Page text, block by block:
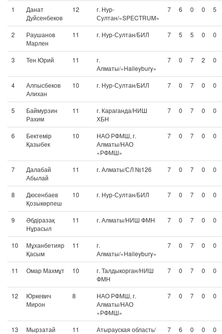
1
Данат
Дуйсенбеков
12
г. Нур-
Султан/«SPECTRUM»
7 6 0 0 5
2
Раушанов
Марлен
11 г. Нур-Султан/БИЛ 7 5 5 0 0
3 Тен Юрий 11
г.
Алматы/«Haileybury»
7 0 7 2 0
4
Алпысбеков
Алихан
10 г. Нур-Султан/БИЛ 7 0 7 0 0
5
Баймурзин
Рахим
11
г. Караганда/НИШ
ХБН
7 0 7 0 0
6
Бектемір
Қазыбек
10
НАО РФМШ, г.
Алматы/НАО
«РФМШ»
7 0 7 0 0
7
Далабай
Абылай
11 г. Алматы/СЛ №126 7 0 7 0 0
8
Дюсенбаев
Қозыкөрпеш
10 г. Нур-Султан/БИЛ 7 0 7 0 0
9
Әбдіразақ
Нұрасыл
11 г. Алматы/НИШ ФМН 7 0 7 0 0
10
Мұханбетияр
Қасым
11
г.
Алматы/«Haileybury»
7 0 7 0 0
11 Омар Махмұт 10
г. Талдыкорган/НИШ
ФМН
7 0 7 0 0
12
Юркевич
Мирон
8
НАО РФМШ, г.
Алматы/НАО
«РФМШ»
7 0 7 0 0
13
Мырзатай
11
Атырауская область/
7 6 0 0 0